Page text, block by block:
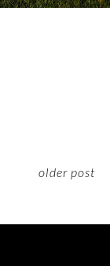
older post